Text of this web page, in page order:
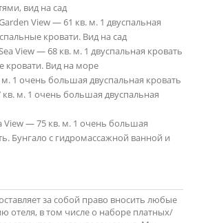
вид на сад
View — 61 кв. м. 1 двуспальная
кровати. Вид на сад
View — 68 кв. м. 1 двуспальная кровать
кровати. Вид на море
1 очень большая двуспальная кровать
м. 1 очень большая двуспальная
View — 75 кв. м. 1 очень большая
Бунгало с гидромассажной ванной и
за собой право вносить любые
отеля, в том числе о наборе платных/